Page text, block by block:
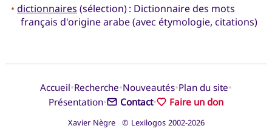
• dictionnaires (sélection) : Dictionnaire des mots
français d'origine arabe (avec étymologie, citations)
Accueil•Recherche•Nouveautés•Plan du site•
Présentation• Contact• Faire un don
Xavier Nègre © Lexilogos 2002-2026